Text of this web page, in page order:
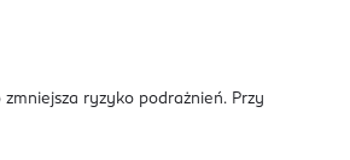
ryzyko podrażnień. Przy